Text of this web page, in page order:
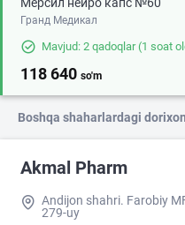
Мерсил нейро капс №60
Гранд Медикал
Mavjud: 2 qadoqlar(1 soat
118 640 so'm
Boshqa shaharlardagi
Akmal Pharm
Andijon shahri. Farobiy
279-uy